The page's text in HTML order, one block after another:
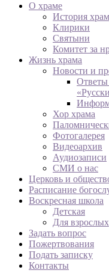
О храме
История
Клирики
Святыни
Комитет за
Жизнь храма
Новости и
Ответы
Хор храма
Фотогалерея
Видеоархив
Аудиозаписи
СМИ о нас
Церковь и
Расписание
Воскресная школа
Детская
Для взрослых
Задать вопрос
Пожертвования
Подать записку
Контакты